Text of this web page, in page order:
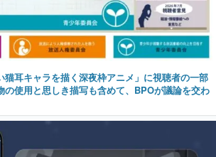
猫耳キャラを描く深夜枠アニメ」に視聴者の一部
の使用と思しき描写も含めて、BPOが議論を交わ